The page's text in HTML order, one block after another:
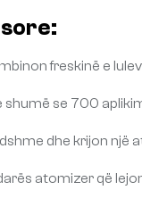
:
freskinë e
se 700
dhe krijon një
atomizer që